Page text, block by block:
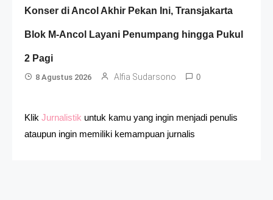
Konser di Ancol Akhir Pekan Ini, Transjakarta
Blok M-Ancol Layani Penumpang hingga Pukul
2 Pagi
8 Agustus 2026 Alfia Sudarsono 0
Klik Jurnalistik untuk kamu yang ingin menjadi penulis
ataupun ingin memiliki kemampuan jurnalis